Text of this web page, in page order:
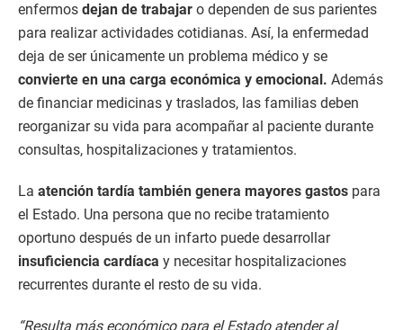
enfermos dejan de trabajar o dependen de sus parientes
para realizar actividades cotidianas. Así, la enfermedad
deja de ser únicamente un problema médico y se
convierte en una carga económica y emocional. Además
de financiar medicinas y traslados, las familias deben
reorganizar su vida para acompañar al paciente durante
consultas, hospitalizaciones y tratamientos.
La atención tardía también genera mayores gastos para
el Estado. Una persona que no recibe tratamiento
oportuno después de un infarto puede desarrollar
insuficiencia cardíaca y necesitar hospitalizaciones
recurrentes durante el resto de su vida.
“Resulta más económico para el Estado atender al